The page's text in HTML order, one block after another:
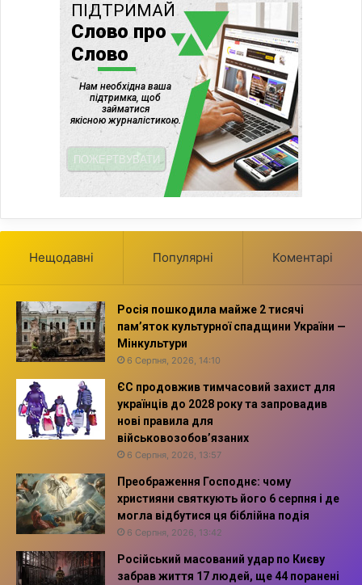
Нещодавні Популярні Коментарі
Росія пошкодила майже 2 тисячі
пам’яток культурної спадщини України —
Мінкультури
6 Серпня, 2026, 14:10
ЄС продовжив тимчасовий захист для
українців до 2028 року та запровадив
нові правила для
військовозобов’язаних
6 Серпня, 2026, 13:57
Преображення Господнє: чому
християни святкують його 6 серпня і де
могла відбутися ця біблійна подія
6 Серпня, 2026, 13:42
Російський масований удар по Києву
забрав життя 17 людей, ще 44 поранені